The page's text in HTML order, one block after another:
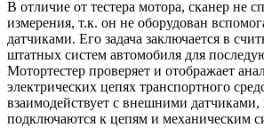
В отличие от тестера мотора, сканер не
измерения, т.к. он не оборудован
датчиками. Его задача заключается в
штатных систем автомобиля для
Мотортестер проверяет и отображает
электрических цепях транспортного
взаимодействует с внешними датчиками,
подключаются к цепям и механическим